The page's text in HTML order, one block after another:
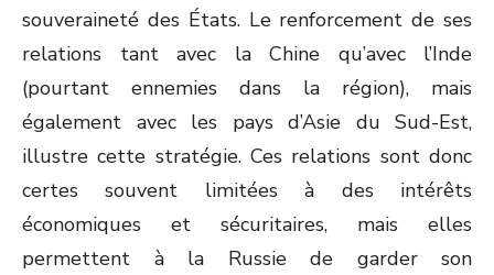
souveraineté des États. Le renforcement de ses
relations tant avec la Chine qu’avec l’Inde
(pourtant ennemies dans la région), mais
également avec les pays d’Asie du Sud-Est,
illustre cette stratégie. Ces relations sont donc
certes souvent limitées à des intérêts
économiques et sécuritaires, mais elles
permettent à la Russie de garder son